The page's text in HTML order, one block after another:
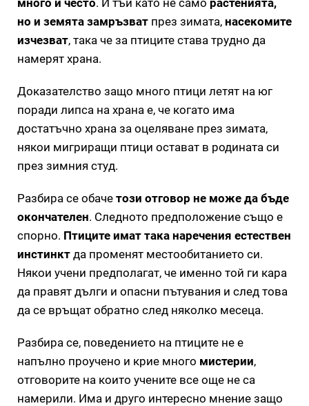
много и често. И тъй като не само растенията,
но и земята замръзват през зимата, насекомите
изчезват, така че за птиците става трудно да
намерят храна.
Доказателство защо много птици летят на юг
поради липса на храна е, че когато има
достатъчно храна за оцеляване през зимата,
някои мигриращи птици остават в родината си
през зимния студ.
Разбира се обаче този отговор не може да бъде
окончателен. Следното предположение също е
спорно. Птиците имат така наречения естествен
инстинкт да променят местообитанието си.
Някои учени предполагат, че именно той ги кара
да правят дълги и опасни пътувания и след това
да се връщат обратно след няколко месеца.
Разбира се, поведението на птиците не е
напълно проучено и крие много мистерии,
отговорите на които учените все още не са
намерили. Има и друго интересно мнение защо